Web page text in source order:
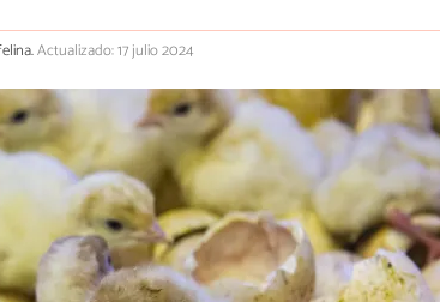
Actualizado: 17 julio 2024